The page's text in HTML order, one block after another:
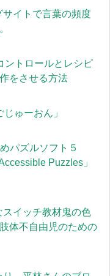
イトで言葉の頻度
ントロールとレシピ
をさせる方法
ゅーおん」
パズルソフト５
Puzzles」
スイッチ教材鬼の色
体不自由児のための